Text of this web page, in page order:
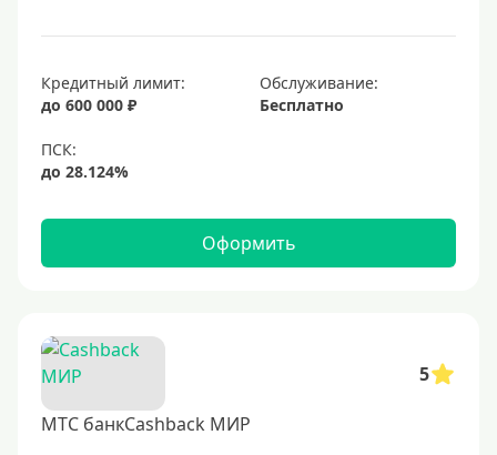
Platinum
Золотые
Черные
Виртуальные
С бонусами
С кэшбэком на АЗС
С милями
Цель
Кредитный лимит:
до 600 000 ₽
Обслуживание:
Бесплатно
Оформить
5
МТС банкCashback МИР